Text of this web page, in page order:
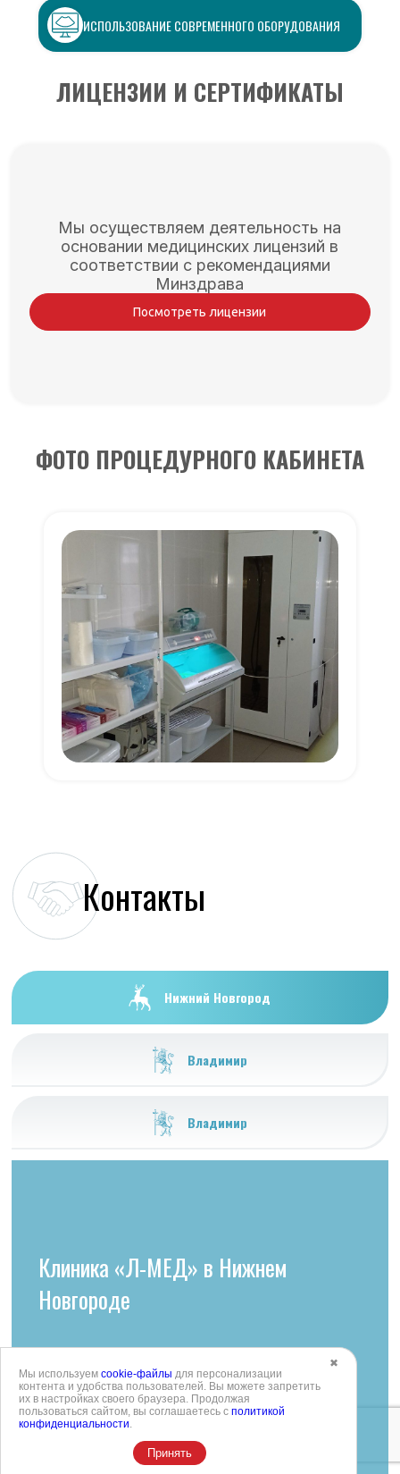
ИСПОЛЬЗОВАНИЕ СОВРЕМЕННОГО ОБОРУДОВАНИЯ
ЛИЦЕНЗИИ И СЕРТИФИКАТЫ
Мы осуществляем деятельность на
основании медицинских лицензий в
соответствии с рекомендациями
Минздрава
Посмотреть лицензии
ФОТО ПРОЦЕДУРНОГО КАБИНЕТА
Контакты
Нижний Новгород
Владимир
Владимир
+7 (4922) 38-30-00 +7 (4922) 44-24-78
reception@aibolit33.com
Клиника «Л-МЕД» в Нижнем
Новгороде
+7(831) 234-48-28
info@l-med52.ru
✖
Мы используем cookie-файлы для персонализации
контента и удобства пользователей. Вы можете запретить
их в настройках своего браузера. Продолжая
пользоваться сайтом, вы соглашаетесь с политикой
конфиденциальности.
Принять